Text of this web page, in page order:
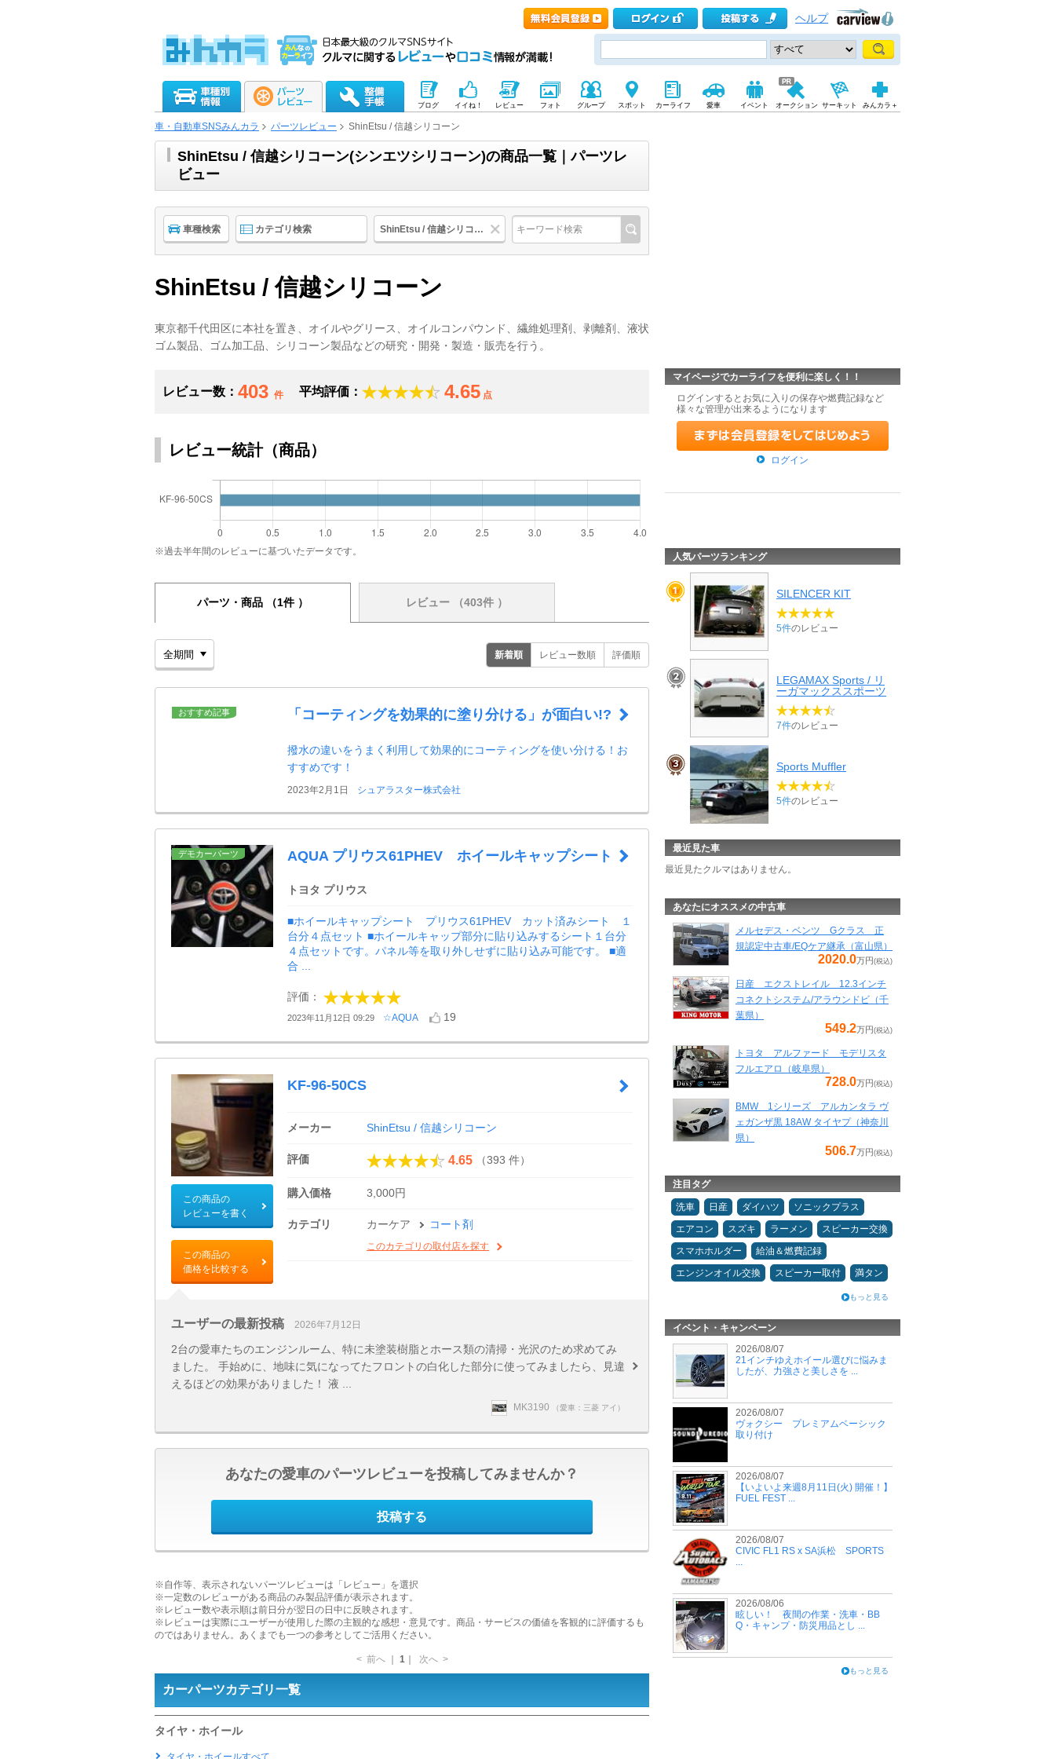
ヘルプ
ブログ イイね！ レビュー フォト グループ スポット カーライフ 愛車 イベント オークション サーキット みんカラ＋
車・自動車SNSみんカラ パーツレビュー ShinEtsu / 信越シリコーン
ShinEtsu / 信越シリコーン(シンエツシリコーン)の商品一覧｜パーツレ
ビュー
車種検索 カテゴリ検索 ShinEtsu / 信越シリコーン
ShinEtsu / 信越シリコーン
東京都千代田区に本社を置き、オイルやグリース、オイルコンパウンド、繊維処理剤、剥離剤、液状
ゴム製品、ゴム加工品、シリコーン製品などの研究・開発・製造・販売を行う。
レビュー数： 403 件 平均評価： 4.65 点
レビュー統計（商品）
※過去半年間のレビューに基づいたデータです。
パーツ・商品 （1件 ） レビュー （403件 ）
新着順 レビュー数順 評価順
おすすめ記事 「コーティングを効果的に塗り分ける」が面白い!?
撥水の違いをうまく利用して効果的にコーティングを使い分ける！お
すすめです！
2023年2月1日 シュアラスター株式会社
デモカーパーツ AQUA プリウス61PHEV ホイールキャップシート
トヨタ プリウス
■ホイールキャップシート プリウス61PHEV カット済みシート １
台分４点セット ■ホイールキャップ部分に貼り込みするシート１台分
４点セットです。パネル等を取り外しせずに貼り込み可能です。 ■適
合 ...
評価：
2023年11月12日 09:29 ☆AQUA 19
この商品の
レビューを書く
この商品の
価格を比較する
KF-96-50CS
メーカー ShinEtsu / 信越シリコーン
評価 4.65 （393 件）
購入価格 3,000円
カテゴリ カーケア コート剤
このカテゴリの取付店を探す
ユーザーの最新投稿 2026年7月12日
2台の愛車たちのエンジンルーム、特に未塗装樹脂とホース類の清掃・光沢のため求めてみ
ました。 手始めに、地味に気になってたフロントの白化した部分に使ってみましたら、見違
えるほどの効果がありました！ 液 ...
MK3190 （愛車：三菱 アイ）
あなたの愛車のパーツレビューを投稿してみませんか？
投稿する
※自作等、表示されないパーツレビューは「レビュー」を選択
※一定数のレビューがある商品のみ製品評価が表示されます。
※レビュー数や表示順は前日分が翌日の日中に反映されます。
※レビューは実際にユーザーが使用した際の主観的な感想・意見です。商品・サービスの価値を客観的に評価するも
のではありません。あくまでも一つの参考としてご活用ください。
< 前へ 1｜ 次へ >
カーパーツカテゴリ一覧
タイヤ・ホイール
マイページでカーライフを便利に楽しく！！
ログインするとお気に入りの保存や燃費記録など
様々な管理が出来るようになります
ログイン
人気パーツランキング
SILENCER KIT
5件のレビュー
LEGAMAX Sports / リ
ーガマックススポーツ
7件のレビュー
Sports Muffler
5件のレビュー
最近見た車
最近見たクルマはありません。
あなたにオススメの中古車
メルセデス・ベンツ Gクラス 正
規認定中古車/EQケア継承（富山県）
2020.0万円(税込)
日産 エクストレイル 12.3インチ
コネクトシステム/アラウンドビ（千
葉県）
549.2万円(税込)
トヨタ アルファード モデリスタ
フルエアロ（岐阜県）
728.0万円(税込)
BMW 1シリーズ アルカンタラ ヴ
ェガンザ黒 18AW タイヤプ（神奈川
県）
506.7万円(税込)
注目タグ
洗車 日産 ダイハツ
ソニックプラス
エアコン
スズキ ラーメン
スピーカー交換
スマホホルダー
給油＆燃費記録
エンジンオイル交換
スピーカー取付 満タン
もっと見る
イベント・キャンペーン
2026/08/07
21インチゆえホイール選びに悩みま
したが、力強さと美しさを ...
2026/08/07
ヴォクシー プレミアムベーシック
取り付け
2026/08/07
【いよいよ来週8月11日(火) 開催！】
FUEL FEST ...
2026/08/07
CIVIC FL1 RS x SA浜松 SPORTS
...
2026/08/06
眩しい！ 夜間の作業・洗車・BB
Q・キャンプ・防災用品とし ...
もっと見る